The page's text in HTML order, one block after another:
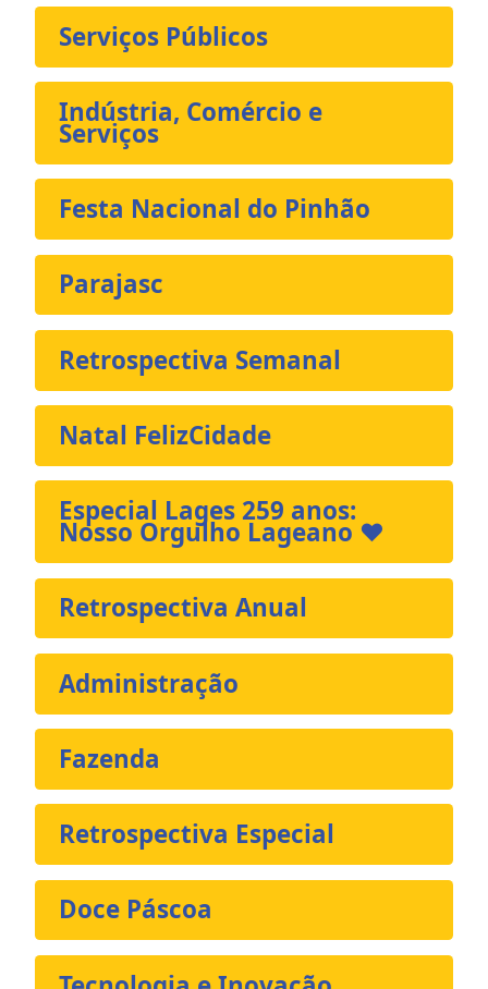
Serviços Públicos
Indústria, Comércio e
Serviços
Festa Nacional do Pinhão
Parajasc
Retrospectiva Semanal
Natal FelizCidade
Especial Lages 259 anos:
Nosso Orgulho Lageano ❤️
Retrospectiva Anual
Administração
Fazenda
Retrospectiva Especial
Doce Páscoa